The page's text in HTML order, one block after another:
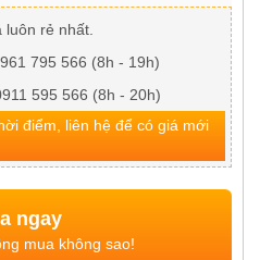
luôn rẻ nhất.
795 566 (8h - 19h)
595 566 (8h - 20h)
điểm, liên hệ để có giá mới
ngay
mua không sao!